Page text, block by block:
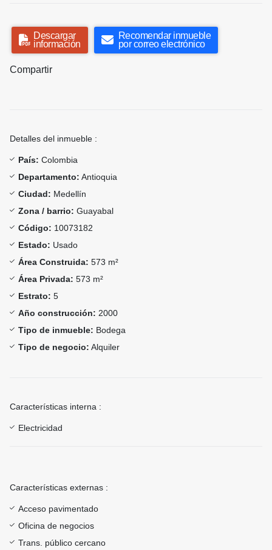
Descargar
información
Recomendar inmueble
por correo electrónico
Compartir
Detalles del inmueble :
País: Colombia
Departamento: Antioquia
Ciudad: Medellín
Zona / barrio: Guayabal
Código: 10073182
Estado: Usado
Área Construida: 573 m²
Área Privada: 573 m²
Estrato: 5
Año construcción: 2000
Tipo de inmueble: Bodega
Tipo de negocio: Alquiler
Características interna :
Electricidad
Características externas :
Acceso pavimentado
Oficina de negocios
Trans. público cercano